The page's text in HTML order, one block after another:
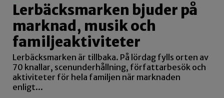
Lerbäcksmarken bjuder på
marknad, musik och
familjeaktiviteter
Lerbäcksmarken är tillbaka. På lördag fylls orten av
70 knallar, scenunderhållning, författarbesök och
aktiviteter för hela familjen när marknaden
enligt...